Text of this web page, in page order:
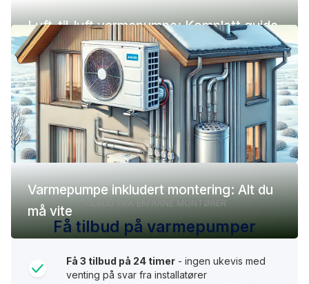
Luft-til-luft varmepumpe: Komplett guide
(pris, fordeler og ulemper)
Varmepumpe inkludert montering: Alt du
må vite
TILBUD FRA ERFARNE MONTØRER
Få tilbud på varmepumper
Få 3 tilbud på 24 timer - ingen ukevis med
venting på svar fra installatører